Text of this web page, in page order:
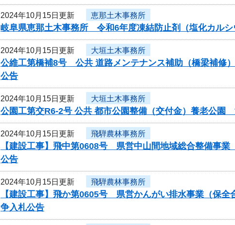
2024年10月15日更新 恵那土木事務所
岐阜県恵那土木事務所 令和6年度凍結防止剤（塩化カル
2024年10月15日更新 大垣土木事務所
公維工第橋補8号 公共 道路メンテナンス補助（橋梁補修
公告
2024年10月15日更新 大垣土木事務所
公園工第交R6-2号 公共 都市公園整備（交付金）養老公
2024年10月15日更新 飛騨農林事務所
【建設工事】飛中第0608号 県営中山間地域総合整備事
公告
2024年10月15日更新 飛騨農林事務所
【建設工事】飛か第0605号 県営かんがい排水事業（保
争入札公告